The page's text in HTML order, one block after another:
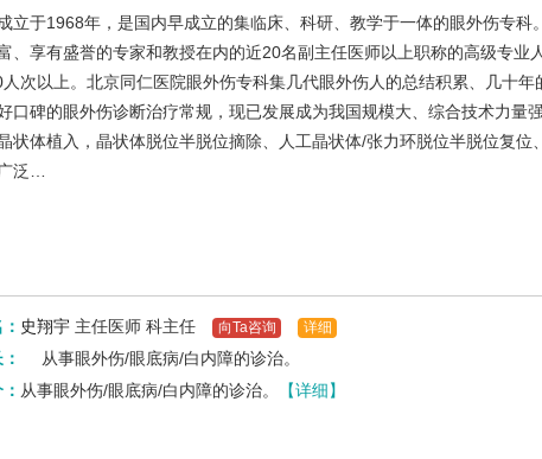
立于1968年，是国内早成立的集临床、科研、教学于一体的眼外伤专
、享有盛誉的专家和教授在内的近20名副主任医师以上职称的高级专
次以上。北京同仁医院眼外伤专科集几代眼外伤人的总结积累、几十
口碑的眼外伤诊断治疗常规，现已发展成为我国规模大、综合技术力量
状体植入，晶状体脱位半脱位摘除、人工晶状体/张力环脱位半脱位复
泛…
史翔宇 主任医师 科主任 向Ta咨询 详细
从事眼外伤/眼底病/白内障的诊治。
从事眼外伤/眼底病/白内障的诊治。 【详细】